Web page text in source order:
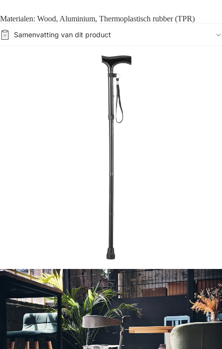
Materialen: Wood, Aluminium, Thermoplastisch rubber (TPR)
Samenvatting van dit product